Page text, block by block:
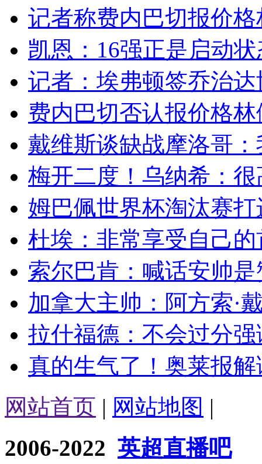
记者称费内巴切报价
凯恩：16强正是启动
记者：埃弗顿签乔治
费内巴切否认报价格
戴维斯谈缺战摩洛哥
梅开二度！乌纳希：
姆巴佩世界杯淘汰赛
杜埃：非常享受自己
索尔巴肯：喊话安帅
加拿大主帅：阿方索·
拉什福德：不会过分
真的生气了！奥莱报
网站首页 | 网站地图 |
2006-2022 英超直播吧